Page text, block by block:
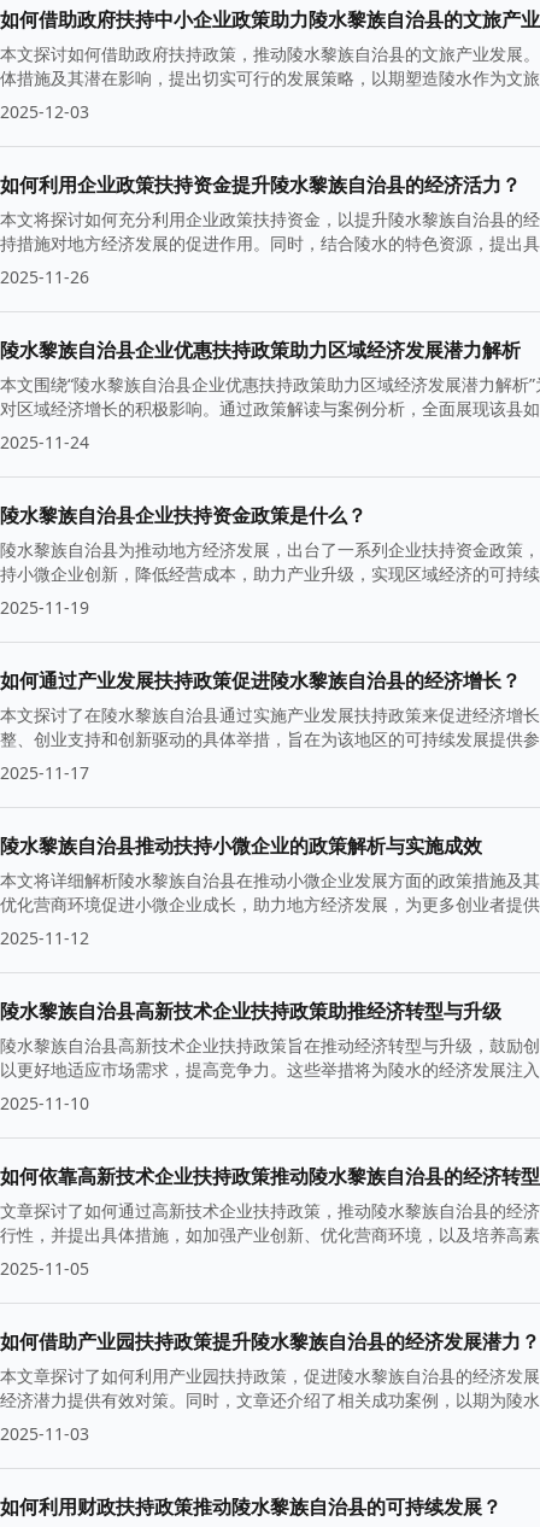
如何借助政府扶持中小企业政策助力陵水黎族自治县的文旅产
本文探讨如何借助政府扶持政策，推动陵水黎族自治县的文旅产业发展
体措施及其潜在影响，提出切实可行的发展策略，以期塑造陵水作为文
2025-12-03
如何利用企业政策扶持资金提升陵水黎族自治县的经济活力？
本文将探讨如何充分利用企业政策扶持资金，以提升陵水黎族自治县的
持措施对地方经济发展的促进作用。同时，结合陵水的特色资源，提出
2025-11-26
陵水黎族自治县企业优惠扶持政策助力区域经济发展潜力解析
本文围绕“陵水黎族自治县企业优惠扶持政策助力区域经济发展潜力解
对区域经济增长的积极影响。通过政策解读与案例分析，全面展现该县
2025-11-24
陵水黎族自治县企业扶持资金政策是什么？
陵水黎族自治县为推动地方经济发展，出台了一系列企业扶持资金政策
持小微企业创新，降低经营成本，助力产业升级，实现区域经济的可持
2025-11-19
如何通过产业发展扶持政策促进陵水黎族自治县的经济增长？
本文探讨了在陵水黎族自治县通过实施产业发展扶持政策来促进经济增
整、创业支持和创新驱动的具体举措，旨在为该地区的可持续发展提供
2025-11-17
陵水黎族自治县推动扶持小微企业的政策解析与实施成效
本文将详细解析陵水黎族自治县在推动小微企业发展方面的政策措施及
优化营商环境促进小微企业成长，助力地方经济发展，为更多创业者提
2025-11-12
陵水黎族自治县高新技术企业扶持政策助推经济转型与升级
陵水黎族自治县高新技术企业扶持政策旨在推动经济转型与升级，鼓励
以更好地适应市场需求，提高竞争力。这些举措将为陵水的经济发展注
2025-11-10
如何依靠高新技术企业扶持政策推动陵水黎族自治县的经济转
文章探讨了如何通过高新技术企业扶持政策，推动陵水黎族自治县的经
行性，并提出具体措施，如加强产业创新、优化营商环境，以及培养高
2025-11-05
如何借助产业园扶持政策提升陵水黎族自治县的经济发展潜力？
本文章探讨了如何利用产业园扶持政策，促进陵水黎族自治县的经济发
经济潜力提供有效对策。同时，文章还介绍了相关成功案例，以期为陵
2025-11-03
如何利用财政扶持政策推动陵水黎族自治县的可持续发展？